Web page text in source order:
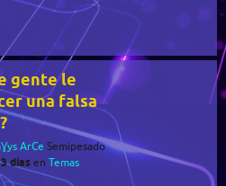
gente le
una falsa
ArCe Semipesado
3 días en Temas